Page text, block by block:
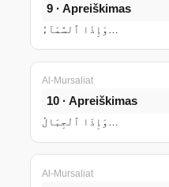
9 · Apreiškimas
Al-Mursaliat
10 · Apreiškimas
وَإِذَا ٱلْجِبَالُ…
Al-Mursaliat